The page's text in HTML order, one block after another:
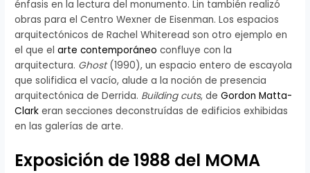
énfasis en la lectura del monumento. Lin también realizó
obras para el Centro Wexner de Eisenman. Los espacios
arquitectónicos de Rachel Whiteread son otro ejemplo en
el que elarte contemporáneo confluye con la
arquitectura. Ghost(1990), un espacio entero de escayola
que solifidica el vacío, alude a la noción de presencia
arquitectónica de Derrida. Building cuts, deGordon Matta-
Clark eran secciones deconstruídas de edificios exhibidas
en las galerías de arte.
Exposición de 1988 del MOMA